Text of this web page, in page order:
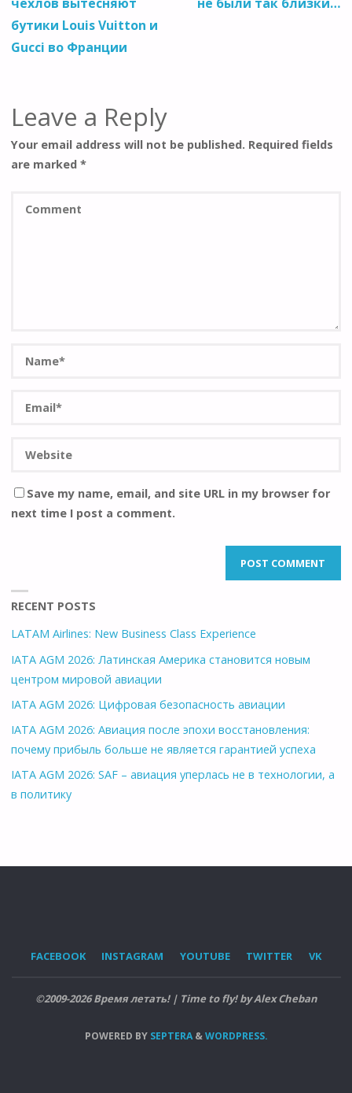
бутики Louis Vuitton и
Gucci во Франции
Leave a Reply
Your email address will not be published. Required fields
are marked*
Save my name, email, and site URL in my browser for
next time I post a comment.
RECENT POSTS
LATAM Airlines: New Business Class Experience
IATA AGM 2026: Латинская Америка становится новым
центром мировой авиации
IATA AGM 2026: Цифровая безопасность авиации
IATA AGM 2026: Авиация после эпохи восстановления:
почему прибыль больше не является гарантией успеха
IATA AGM 2026: SAF – авиация уперлась не в технологии, а
в политику
FACEBOOK INSTAGRAM YOUTUBE TWITTER VK
©2009-2026 Время летать! | Time to fly! by Alex Cheban
POWERED BYSEPTERA&WORDPRESS.